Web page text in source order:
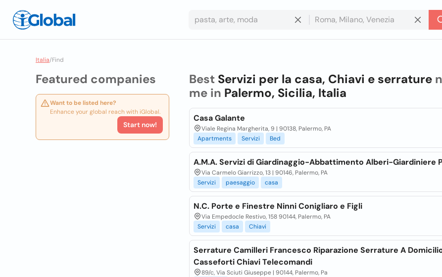
Italia/Find
Featured companies
Want to be listed here?
Enhance your global reach with iGlobal.
Start now!
Best Servizi per la casa, Chiavi e serrature
me in Palermo, Sicilia, Italia
Casa Galante
Viale Regina Margherita, 9 | 90138, Palermo, PA
Apartments
Servizi Bed
A.M.A. Servizi di Giardinaggio-Abbattimento Alberi-Giardiniere
Via Carmelo Giarrizzo, 13 | 90146, Palermo, PA
Servizi
paesaggio casa
N.C. Porte e Finestre Ninni Conigliaro e Figli
Via Empedocle Restivo, 158 90144, Palermo, PA
Servizi
casa Chiavi
Serrature Camilleri Francesco Riparazione Serrature A
Casseforti Chiavi Telecomandi
89/c, Via Sciuti Giuseppe | 90144, Palermo, Pa